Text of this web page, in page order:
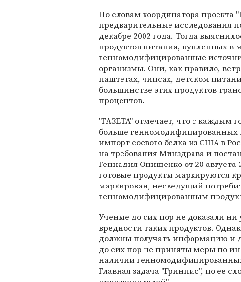
По словам координатора проекта
предварительные исследования
декабре 2002 года. Тогда
продуктов питания, купленных в
генномодифицированные
организмы. Они, как правило,
паштетах, чипсах, детском
большинстве этих продуктов
процентов.
"ГАЗЕТА" отмечает, что с каждым
больше генномодифицированных
импорт соевого белка из США в
на требования Минздрава и
Геннадия Онищенко от 20
готовые продукты маркируются
маркирован, несведущий
генномодифицированным
Ученые до сих пор не доказали ни
вредности таких продуктов.
должны получать информацию и
до сих пор не приняты меры по
наличии
Главная задача "Гринпис", по ее